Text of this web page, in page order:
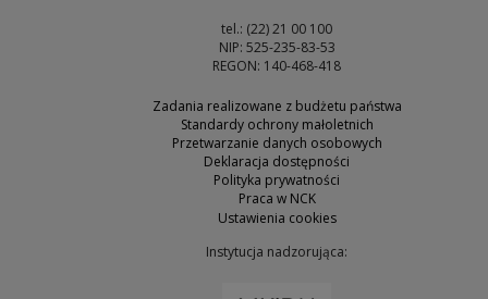
tel.: (22) 21 00 100
NIP: 525-235-83-53
REGON: 140-468-418
Zadania realizowane z budżetu państwa
Standardy ochrony małoletnich
Przetwarzanie danych osobowych
Deklaracja dostępności
Polityka prywatności
Praca w NCK
Ustawienia cookies
Instytucja nadzorująca: